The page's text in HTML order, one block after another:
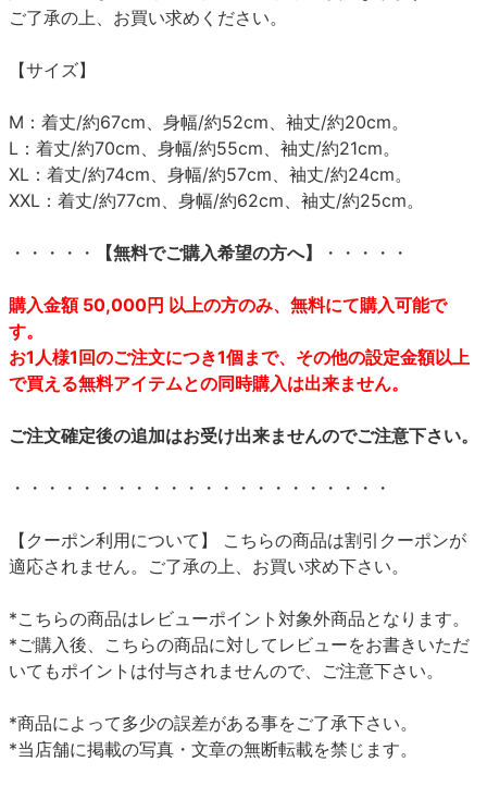
ご了承の上、お買い求めください。
【サイズ】
M：着丈/約67cm、身幅/約52cm、袖丈/約20cm。
L：着丈/約70cm、身幅/約55cm、袖丈/約21cm。
XL：着丈/約74cm、身幅/約57cm、袖丈/約24cm。
XXL：着丈/約77cm、身幅/約62cm、袖丈/約25cm。
・・・・・ 【無料でご購入希望の方へ】 ・・・・・
購入金額 50,000円 以上の方のみ、無料にて購入可能で
す。
お1人様1回のご注文につき1個まで、その他の設定金額以上
で買える無料アイテムとの同時購入は出来ません。
ご注文確定後の追加はお受け出来ませんのでご注意下さい。
・・・・・・・・・・・・・・・・・・・・・・
【クーポン利用について】 こちらの商品は割引クーポンが
適応されません。ご了承の上、お買い求め下さい。
*こちらの商品はレビューポイント対象外商品となります。
*ご購入後、こちらの商品に対してレビューをお書きいただ
いてもポイントは付与されませんので、ご注意下さい。
*商品によって多少の誤差がある事をご了承下さい。
*当店舗に掲載の写真・文章の無断転載を禁じます。